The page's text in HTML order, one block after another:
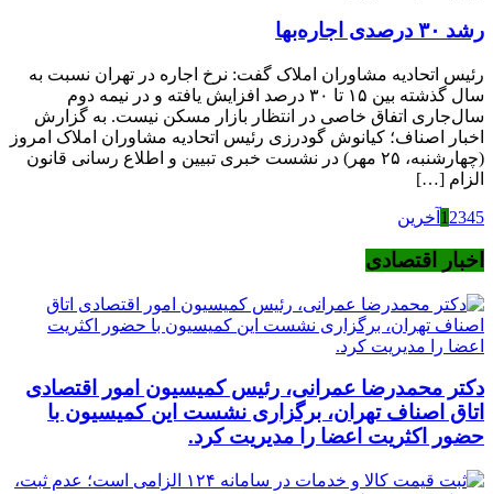
رشد ۳۰ درصدی اجاره‌بها
رئیس اتحادیه مشاوران املاک گفت: نرخ اجاره در تهران نسبت به
سال گذشته بین ۱۵ تا ۳۰ درصد افزایش یافته و در نیمه دوم
سال‌جاری اتفاق خاصی در انتظار بازار مسکن نیست. به گزارش
اخبار اصناف؛ کیانوش گودرزی رئیس اتحادیه مشاوران املاک امروز
(چهارشنبه، ۲۵ مهر) در نشست خبری تبیین و اطلاع رسانی قانون
الزام […]
1 2345 آخرین
اخبار اقتصادی
دکتر محمدرضا عمرانی، رئیس کمیسیون امور اقتصادی
اتاق اصناف تهران، برگزاری نشست این کمیسیون با
حضور اکثریت اعضا را مدیریت کرد.